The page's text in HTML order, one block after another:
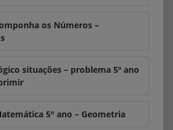
os Números –
situações – problema 5º ano
5° ano – Geometria